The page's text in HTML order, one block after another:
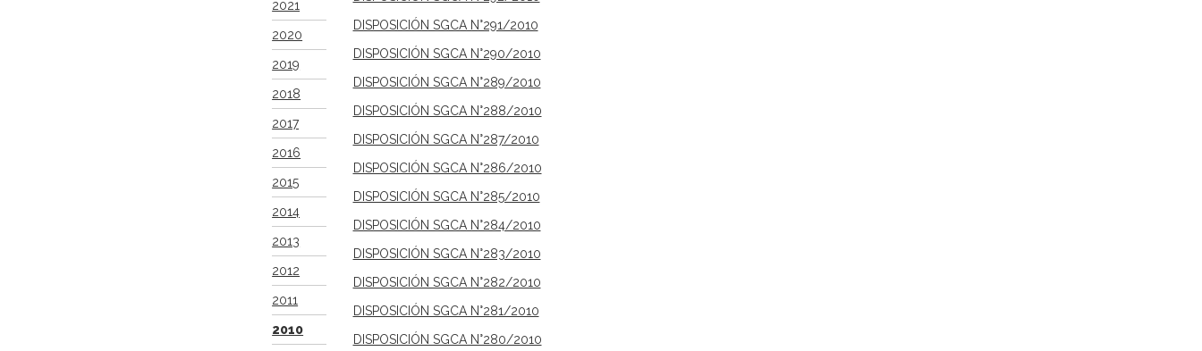
2021
2020
2019
2018
2017
2016
2015
2014
2013
2012
2011
2010
DISPOSICIÓN SGCA N°291/2010
DISPOSICIÓN SGCA N°290/2010
DISPOSICIÓN SGCA N°289/2010
DISPOSICIÓN SGCA N°288/2010
DISPOSICIÓN SGCA N°287/2010
DISPOSICIÓN SGCA N°286/2010
DISPOSICIÓN SGCA N°285/2010
DISPOSICIÓN SGCA N°284/2010
DISPOSICIÓN SGCA N°283/2010
DISPOSICIÓN SGCA N°282/2010
DISPOSICIÓN SGCA N°281/2010
DISPOSICIÓN SGCA N°280/2010